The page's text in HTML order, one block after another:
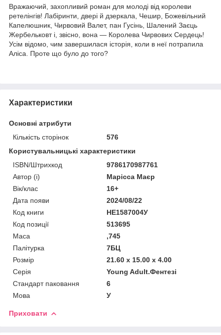
Вражаючий, захопливий роман для молоді від королеви
ретелінгів! Лабіринти, двері й дзеркала, Чешир, Божевільний
Капелюшник, Чирвовий Валет, пан Гусінь, Шалений Заєць
Жербельковт і, звісно, вона — Королева Чирвових Сердець!
Усім відомо, чим завершилася історія, коли в неї потрапила
Аліса. Проте що було до того?
Характеристики
Основні атрибути
Кількість сторінок
576
Користувальницькі характеристики
ISBN/Штрихкод
9786170987761
Автор (і)
Марісса Маєр
Вік/клас
16+
Дата появи
2024/08/22
Код книги
НЕ1587004У
Код позиції
513695
Маса
,745
Палітурка
7БЦ
Розмір
21.60 x 15.00 x 4.00
Серія
Young Adult.Фентезі
Стандарт паковання
6
Мова
У
Приховати